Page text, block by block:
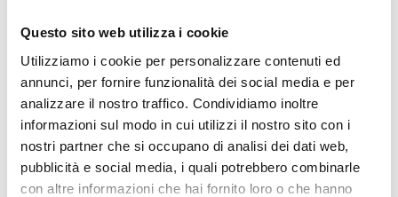
Questo sito web utilizza i cookie
Utilizziamo i cookie per personalizzare contenuti ed
annunci, per fornire funzionalità dei social media e per
analizzare il nostro traffico. Condividiamo inoltre
informazioni sul modo in cui utilizzi il nostro sito con i
nostri partner che si occupano di analisi dei dati web,
pubblicità e social media, i quali potrebbero combinarle
con altre informazioni che hai fornito loro o che hanno
Numero di tirocinanti storico: 40
Dettagli
Partita Iva: 00698490968